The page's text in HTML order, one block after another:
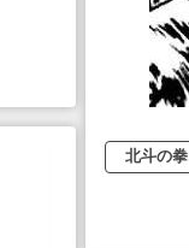
北斗の拳